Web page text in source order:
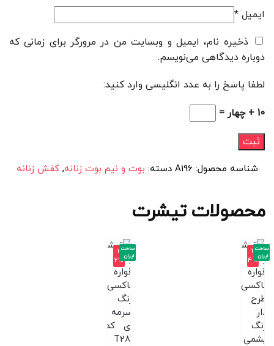
ایمیل *
ذخیره نام، ایمیل و وبسایت من در مرورگر برای زمانی که
دوباره دیدگاهی می‌نویسم.
لطفا پاسخ را به عدد انگلیسی وارد کنید:
10 + چهار =
شناسه محصول: A196 دسته: بوت و نیم بوت زنانه,کفش زنانه
محصولات تیشرت
-4
4%
ساخت
ایران
-3
2%
ساخت
ایران